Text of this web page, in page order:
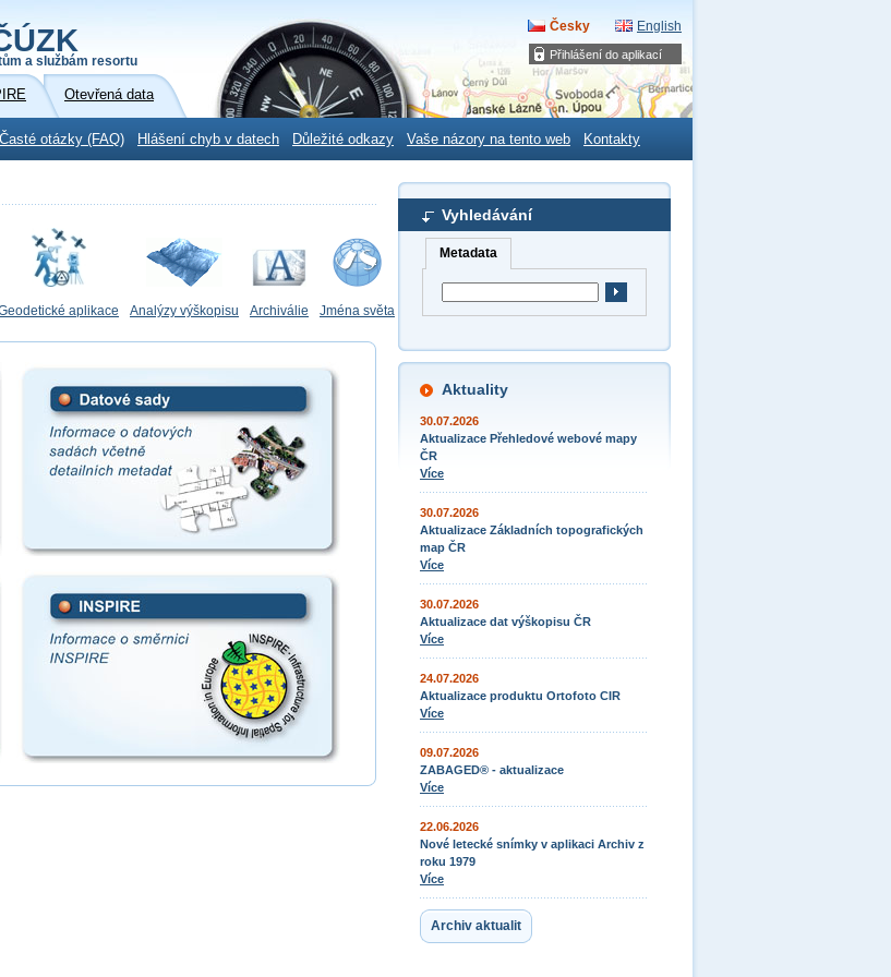
Přihlášení do aplikací
a službám resortu
Česky English
Otevřená data
Časté otázky (FAQ) Hlášení chyb v datech Důležité odkazy Vaše názory na tento web Kontakty
Vyhledávání
Metadata
Aktuality
30.07.2026
Aktualizace Přehledové webové mapy
ČR
Více
30.07.2026
Aktualizace Základních topografických
map ČR
Více
30.07.2026
Aktualizace dat výškopisu ČR
Více
24.07.2026
Aktualizace produktu Ortofoto CIR
Více
09.07.2026
ZABAGED® - aktualizace
Více
22.06.2026
Nové letecké snímky v aplikaci Archiv z
roku 1979
Více
Archiv aktualit
aplikace Analýzy výškopisu Archiválie Jména světa